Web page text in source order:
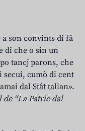
son convints di fâ
dî che o sin un
tancj parons, che
secui, cumò di cent
dal Stât talian».
“La Patrie dal